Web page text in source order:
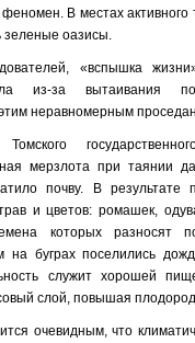
В местах активного
зеленые оазисы.
«вспышка
из-за вытаивания
неравномерным
мерзлота при таянии
почву. В результате
и цветов: ромашек,
которых разносят
на буграх поселились
служит хорошей
слой, повышая
очевидным, что